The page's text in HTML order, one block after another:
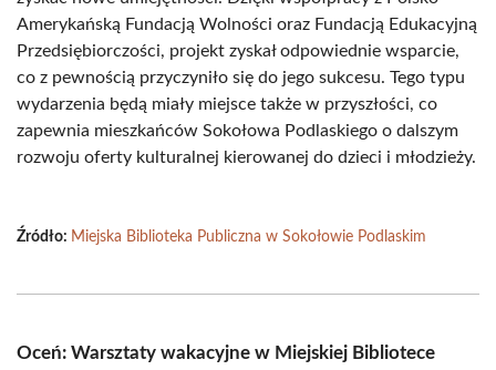
Amerykańską Fundacją Wolności oraz Fundacją Edukacyjną
Przedsiębiorczości, projekt zyskał odpowiednie wsparcie,
co z pewnością przyczyniło się do jego sukcesu. Tego typu
wydarzenia będą miały miejsce także w przyszłości, co
zapewnia mieszkańców Sokołowa Podlaskiego o dalszym
rozwoju oferty kulturalnej kierowanej do dzieci i młodzieży.
Źródło: Miejska Biblioteka Publiczna w Sokołowie Podlaskim
Oceń: Warsztaty wakacyjne w Miejskiej Bibliotece